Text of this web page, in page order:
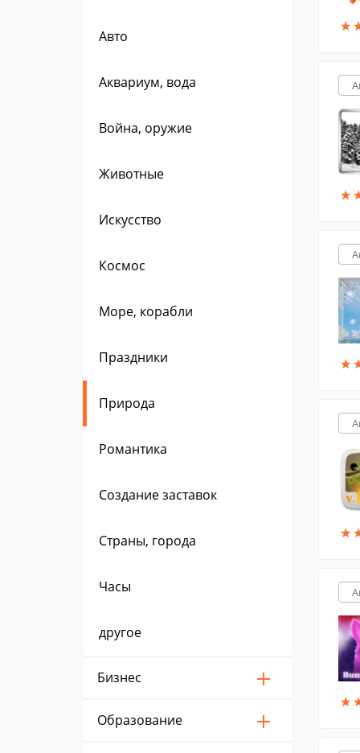
Авто
Аквариум, вода
Война, оружие
Животные
Искусство
Космос
Море, корабли
Праздники
Природа
Романтика
Создание заставок
Страны, города
Часы
другое
Бизнес
Образование
★
★
★
★
★
★
★
★
★
★